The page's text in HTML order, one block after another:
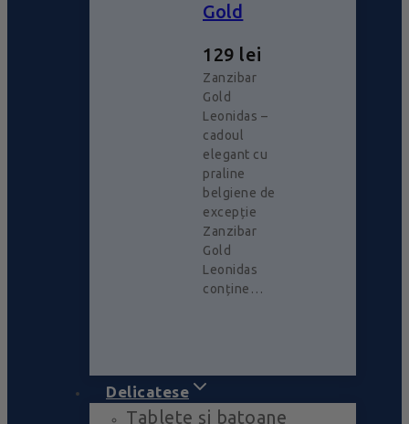
Gold
129 lei
Zanzibar
Gold
Leonidas –
cadoul
elegant cu
praline
belgiene de
excepție
Zanzibar
Gold
Leonidas
conține…
Delicatese
Tablete și batoane